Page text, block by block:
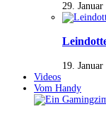
29. Januar
19. Januar
Videos
Vom Handy